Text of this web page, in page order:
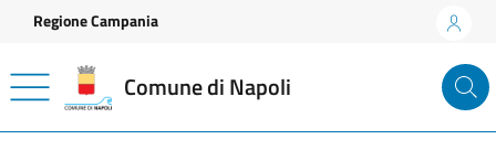
Vai ai contenuti
Vai al footer
Regione Campania
Comune di Napoli